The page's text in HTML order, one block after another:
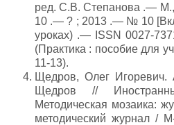
ред. С.В. Степанова .—
10 .— ? ; 2013 .— № 10
уроках) .— ISSN 0027-
(Практика : пособие для
11-13).
Щедров, Олег
Щедров //
Методическая мозаика:
методический журнал /